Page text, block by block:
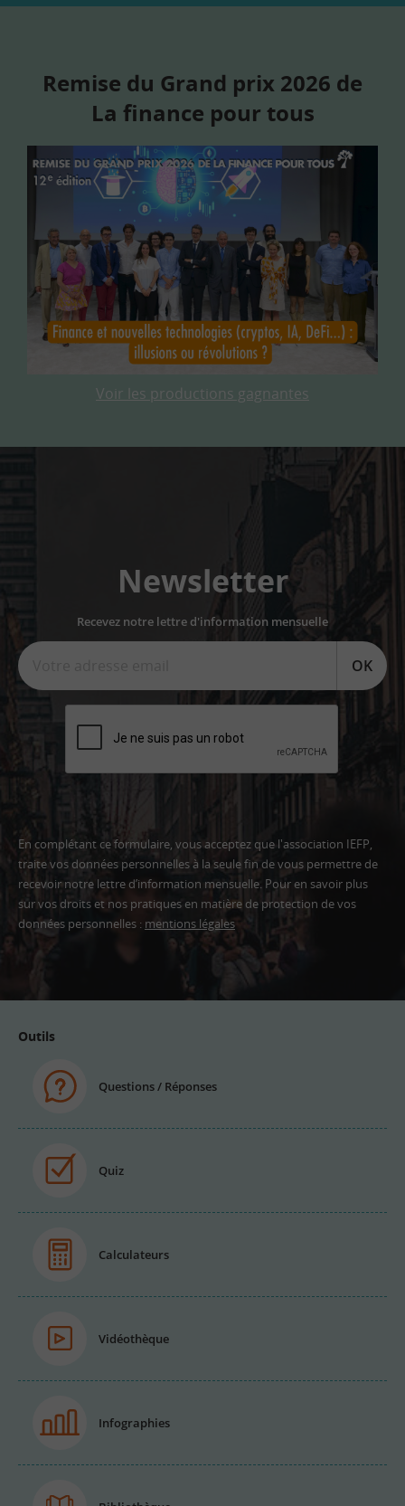
Remise du Grand prix 2026 de
La finance pour tous
Voir les productions gagnantes
Newsletter
Recevez notre lettre d'information mensuelle
OK
En complétant ce formulaire, vous acceptez que l'association IEFP,
traite vos données personnelles à la seule fin de vous permettre de
recevoir notre lettre d’information mensuelle. Pour en savoir plus
sur vos droits et nos pratiques en matière de protection de vos
données personnelles : mentions légales
Outils
Questions / Réponses
Quiz
Calculateurs
Vidéothèque
Infographies